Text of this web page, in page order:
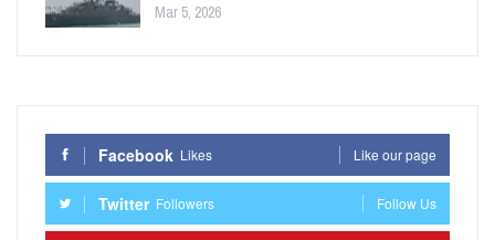
Mar 5, 2026
Facebook Likes Like our page
Twitter Followers Follow Us